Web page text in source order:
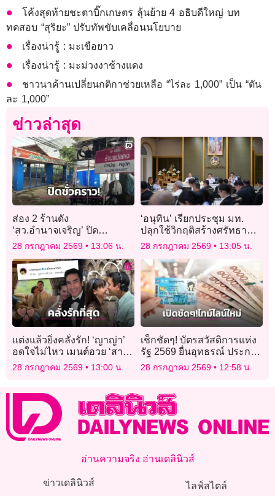
โค้งสุดท้ายชะตาบิ๊กเกษตร ลุ้นย้าย 4 อธิบดีใหญ่ บท
ทดสอบ “สุริยะ” ปรับทัพขับเคลื่อนนโยบาย
เรื่องน่ารู้ : มะเขือยาว
เรื่องน่ารู้ : มะม่วงงาช้างแดง
ชาวนาค้านเปลี่ยนกติกาช่วยเหลือ “ไร่ละ 1,000” เป็น “ตัน
ละ 1,000”
ข่าวล่าสุด
ส่อง 2 ร้านดัง
‘สว.อำนาจเจริญ’ ปิด
ชั่วคราว! หลัง ‘ยิ่งชีพ iLaw’
จ่อลงพื้นที่นับลูกจ้างพิสูจน์
คุณสมบัติ
28 กรกฎาคม 2569 13:06 น.
‘อนุทิน’ เรียกประชุม มท.
ปลุกใช้วิกฤติสร้างศรัทธา
ประชาชนหลังเจอมรสุมโกง
ท้องถิ่น
28 กรกฎาคม 2569 13:05 น.
แต่งแล้วยิ่งคลั่งรัก! ‘ญาญ่า’
อดใจไม่ไหว เมนต์อวย ‘สามี
หล่อมาก’ หลังควง ‘ณเดชน์’
ฮันนีมูน
28 กรกฎาคม 2569 13:00 น.
เช็กชัดๆ! บัตรสวัสดิการแห่ง
รัฐ 2569 ยื่นอุทธรณ์ ประกาศ
ผลวันไหน
28 กรกฎาคม 2569 12:58 น.
อ่านความจริง อ่านเดลินิวส์
ข่าวเดลินิวส์ ไลฟ์สไตล์